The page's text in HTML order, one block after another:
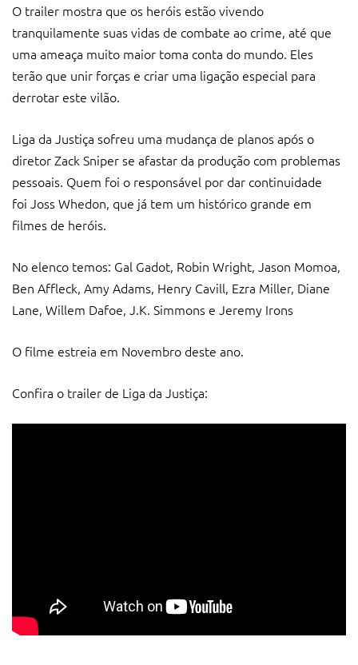
O trailer mostra que os heróis estão vivendo
tranquilamente suas vidas de combate ao crime, até que
uma ameaça muito maior toma conta do mundo. Eles
terão que unir forças e criar uma ligação especial para
derrotar este vilão.
Liga da Justiça sofreu uma mudança de planos após o
diretor Zack Sniper se afastar da produção com problemas
pessoais. Quem foi o responsável por dar continuidade
foi Joss Whedon, que já tem um histórico grande em
filmes de heróis.
No elenco temos: Gal Gadot, Robin Wright, Jason Momoa,
Ben Affleck, Amy Adams, Henry Cavill, Ezra Miller, Diane
Lane, Willem Dafoe, J.K. Simmons e Jeremy Irons
O filme estreia em Novembro deste ano.
Confira o trailer de Liga da Justiça: